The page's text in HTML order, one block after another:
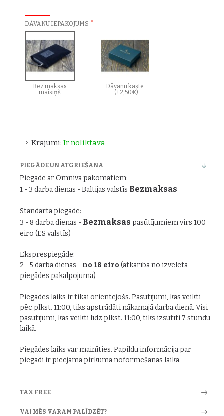
Krājumi: Ir noliktavā
DĀVANU IEPAKOJUMS
Bez maksas
maisiņš
Dāvanu kaste
(+2,50€)
PIEGĀDE UN ATGRIEŠANA
Piegāde ar Omniva pakomātiem:
1 - 3 darba dienas - Baltijas valstīs Bezmaksas
Standarta piegāde:
3 - 8 darba dienas - Bezmaksas pasūtījumiem virs 100
eiro (ES valstīs)
Eksprespiegāde:
2 - 5 darba dienas - no 18 eiro (atkarībā no izvēlētā
piegādes pakalpojuma)
Piegādes laiks ir tikai orientējošs. Pasūtījumi, kas veikti
pēc plkst. 11:00, tiks apstrādāti nākamajā darba dienā. Visi
pasūtījumi, kas veikti līdz plkst. 11:00, tiks izsūtīti 7 stundu
laikā.
Piegādes laiks var mainīties. Papildu informācija par
piegādi ir pieejama pirkuma noformēšanas laikā.
TAX FREE
VAI MĒS VARAM PALĪDZĒT?